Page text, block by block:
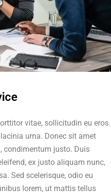
vitae, sollicitudin eu eros.
urna. Donec sit amet
condimentum justo. Duis
ex justo aliquam nunc,
Sed scelerisque, odio eu
lorem, ut mattis tellus